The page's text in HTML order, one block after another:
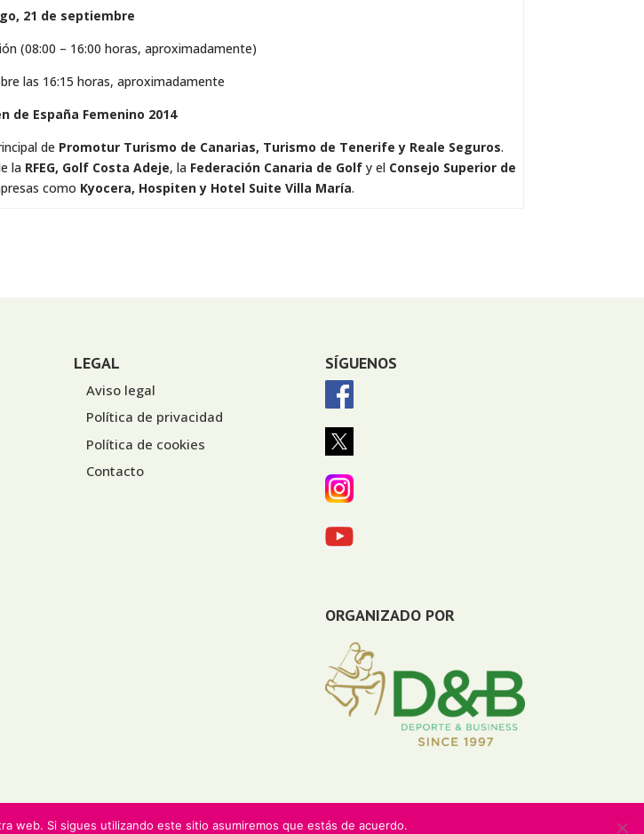
21 de septiembre
(08:00 – 16:00 horas, aproximadamente)
las 16:15 horas, aproximadamente
de España Femenino 2014
de Promotur Turismo de Canarias, Turismo de Tenerife y Reale Seguros.
la RFEG, Golf Costa Adeje, la Federación Canaria de Golfy el Consejo Superior de
como Kyocera, Hospiten y Hotel Suite Villa María.
LEGAL
Aviso legal
Política de privacidad
Política de cookies
Contacto
SÍGUENOS
ORGANIZADO POR
web. Si sigues utilizando este sitio asumiremos que estás de acuerdo.